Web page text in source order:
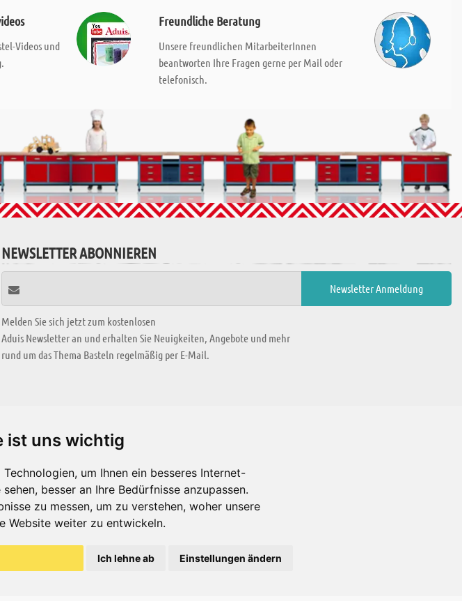
ist uns wichtig
um Ihnen ein besseres Internet-
besser an Ihre Bedürfnisse anzupassen.
zu messen, um zu verstehen, woher unsere
Website weiter zu entwickeln.
Ich lehne ab Einstellungen ändern
Videos und
Freundliche Beratung
Unsere freundlichen MitarbeiterInnen
beantworten Ihre Fragen gerne per Mail oder
telefonisch.
NEWSLETTER ABONNIEREN
Melden Sie sich jetzt zum kostenlosen
Aduis Newsletter an und erhalten Sie Neuigkeiten, Angebote und mehr
rund um das Thema Basteln regelmäßig per E-Mail.
KREATIV ZONE
Alle Videos
Bastelideen
Arbeitsblätter
Es gibt uns auch in